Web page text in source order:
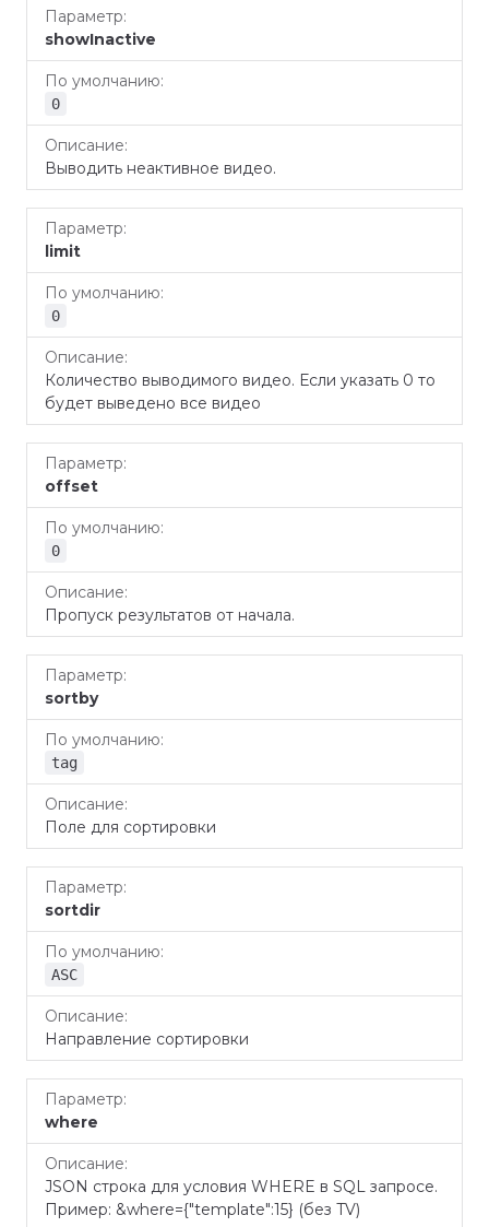
showInactive
0
Выводить неактивное видео.
limit
0
Количество выводимого видео. Если указать 0 то
будет выведено все видео
offset
0
Пропуск результатов от начала.
sortby
tag
Поле для сортировки
sortdir
ASC
Направление сортировки
where
JSON строка для условия WHERE в SQL запросе.
Пример: &where={"template":15} (без TV)